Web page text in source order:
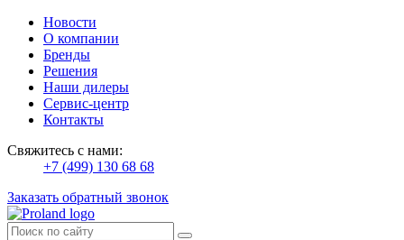
Новости
О компании
Бренды
Решения
Наши дилеры
Сервис-центр
Контакты
Свяжитесь с нами:
+7 (499) 130 68 68
Заказать обратный звонок